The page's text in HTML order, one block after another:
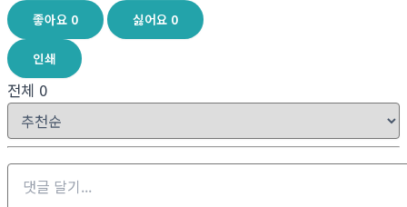
좋아요 0 싫어요 0
인쇄
전체 0